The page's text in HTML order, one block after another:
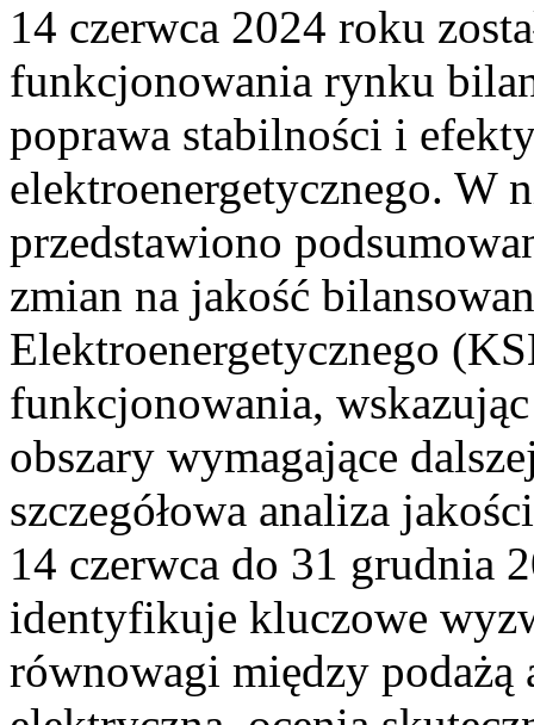
14 czerwca 2024 roku
funkcjonowania rynku
poprawa stabilności i
elektroenergetycznego. W
przedstawiono
zmian na jakość
Elektroenergetycznego
funkcjonowania,
obszary wymagające
szczegółowa analiza
14 czerwca do 31 grudnia
identyfikuje kluczowe
równowagi między podażą